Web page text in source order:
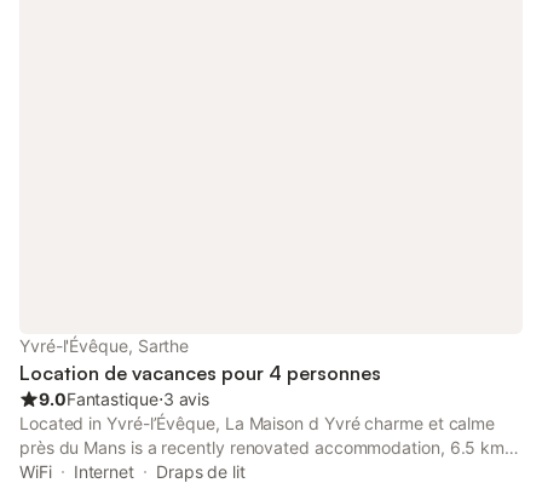
Yvré-l'Évêque, Sarthe
Location de vacances pour 4 personnes
9.0Fantastique⋅3 avis
Located in Yvré-lʼÉvêque, La Maison d Yvré charme et calme
près du Mans is a recently renovated accommodation, 6.5 km
from Le Mans Circuit and 7 km from Antarès. Both free WiFi and
WiFi Internet
Draps de lit